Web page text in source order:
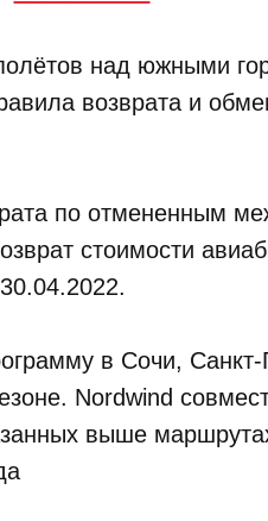
над южными
возврата и
по отмененным
стоимости
в Сочи, Санкт-
Nordwind
выше